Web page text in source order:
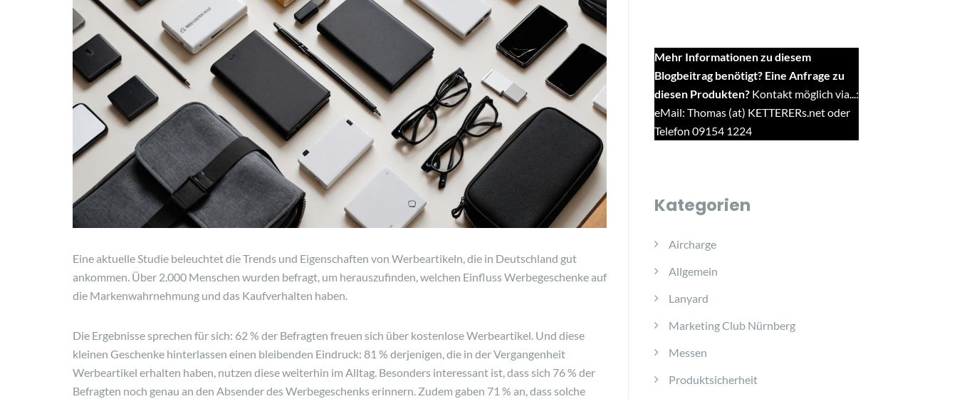
Eine aktuelle Studie beleuchtet die Trends und Eigenschaften von Werbeartikeln, die in Deutschland gut
ankommen. Über 2.000 Menschen wurden befragt, um herauszufinden, welchen Einfluss Werbegeschenke auf
die Markenwahrnehmung und das Kaufverhalten haben.
Die Ergebnisse sprechen für sich: 62 % der Befragten freuen sich über kostenlose Werbeartikel. Und diese
kleinen Geschenke hinterlassen einen bleibenden Eindruck: 81 % derjenigen, die in der Vergangenheit
Werbeartikel erhalten haben, nutzen diese weiterhin im Alltag. Besonders interessant ist, dass sich 76 % der
Befragten noch genau an den Absender des Werbegeschenks erinnern. Zudem gaben 71 % an, dass solche
Mehr Informationen zu diesem
Blogbeitrag benötigt? Eine Anfrage zu
diesen Produkten? Kontakt möglich via...:
eMail: Thomas (at) KETTERERs.net oder
Telefon 09154 1224
Kategorien
Aircharge
Allgemein
Lanyard
Marketing Club Nürnberg
Messen
Produktsicherheit